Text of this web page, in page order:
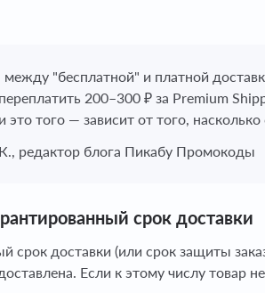
между "бесплатной" и платной
200–300 ₽ за Premium
это того — зависит от того,
редактор блога Пикабу Промокоды
срок доставки
срок доставки (или срок защиты
Если к этому числу товар